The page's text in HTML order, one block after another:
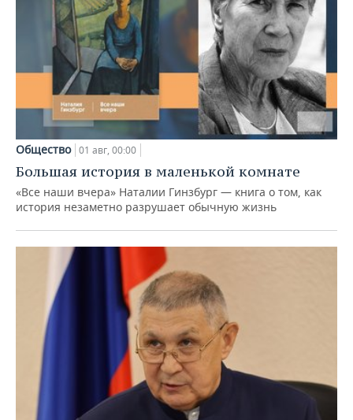
Общество 01 авг, 00:00
Большая история в маленькой комнате
«Все наши вчера» Наталии Гинзбург — книга о том, как
история незаметно разрушает обычную жизнь